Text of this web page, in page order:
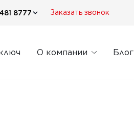
8777 Заказать звонок
О компании Блог